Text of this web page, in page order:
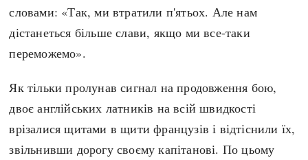
словами: «Так, ми втратили п'ятьох. Але нам
дістанеться більше слави, якщо ми все-таки
переможемо».
Як тільки пролунав сигнал на продовження бою,
двоє англійських латників на всій швидкості
врізалися щитами в щити французів і відтіснили їх,
звільнивши дорогу своєму капітанові. По цьому